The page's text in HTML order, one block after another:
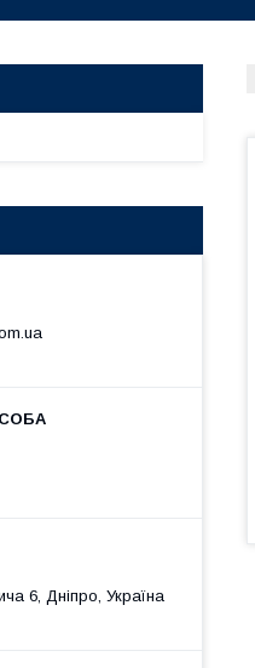
6, Дніпро, Україна